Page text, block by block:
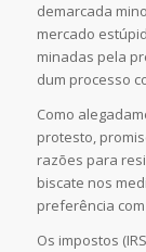
demarcada
mercado
minadas pela
dum processo
Como
protesto,
razões para
biscate nos
preferência
Os impostos